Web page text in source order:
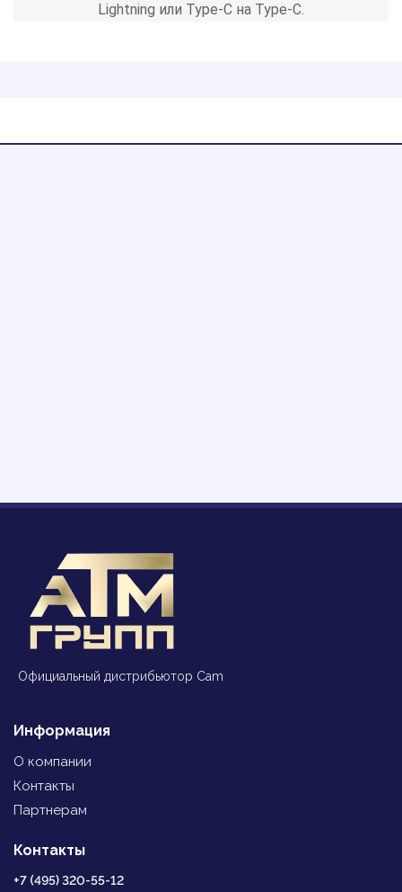
Lightning или Type-C на Type-C.
Официальный дистрибьютор Cam
Информация
О компании
Контакты
Партнерам
Контакты
+7 (495) 320-55-12